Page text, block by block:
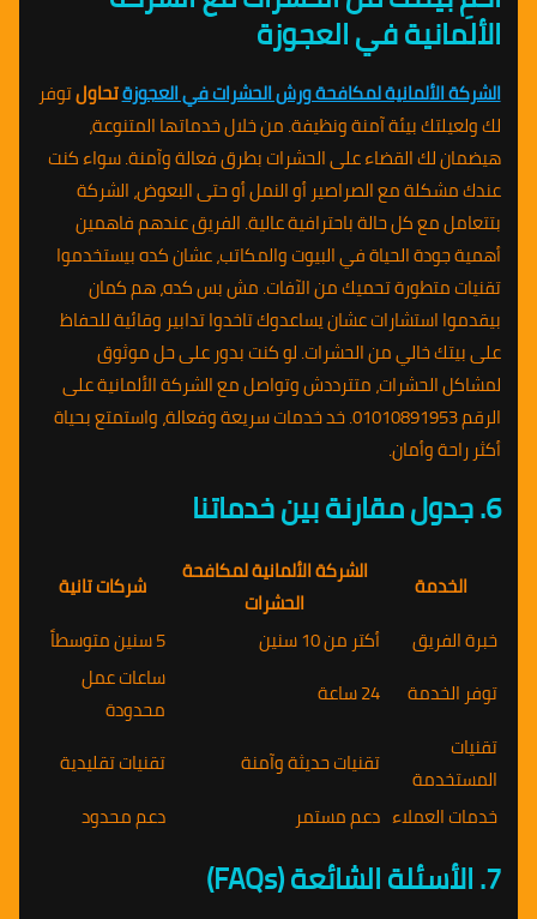
الألمانية في العجوزة
الشركة الألمانية لمكافحة ورش الحشرات في العجوزةتحاولتوفر
لك ولعيلتك بيئة آمنة ونظيفة. من خلال خدماتها المتنوعة،
هيضمان لك القضاء على الحشرات بطرق فعالة وآمنة. سواء كنت
عندك مشكلة مع الصراصير أو النمل أو حتى البعوض، الشركة
بتتعامل مع كل حالة باحترافية عالية. الفريق عندهم فاهمين
أهمية جودة الحياة في البيوت والمكاتب، عشان كده بيستخدموا
تقنيات متطورة تحميك من الآفات. مش بس كده، هم كمان
بيقدموا استشارات عشان يساعدوك تاخدوا تدابير وقائية للحفاظ
على بيتك خالي من الحشرات. لو كنت بدور على حل موثوق
لمشاكل الحشرات، متترددش وتواصل مع الشركة الألمانية على
الرقم 01010891953. خد خدمات سريعة وفعالة، واستمتع بحياة
أكثر راحة وأمان.
6. جدول مقارنة بين خدماتنا
الخدمة
الشركة الألمانية لمكافحة
الحشرات
شركات تانية
خبرة الفريق
أكتر من 10 سنين
5 سنين متوسطاً
توفر الخدمة
24 ساعة
ساعات عمل
محدودة
تقنيات
المستخدمة
تقنيات حديثة وآمنة
تقنيات تقليدية
خدمات العملاء دعم مستمر دعم محدود
7. الأسئلة الشائعة (FAQs)